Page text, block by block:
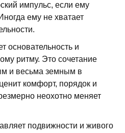
импульс, если ему
ему не хватает
основательность и
ритму. Это сочетание
и весьма земным в
комфорт, порядок и
неохотно меняет
подвижности и живого